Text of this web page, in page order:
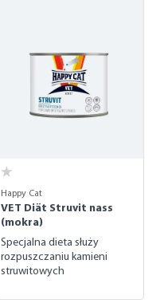
Happy Cat
VET Diät Struvit nass
(mokra)
Specjalna dieta służy
rozpuszczaniu kamieni
struwitowych